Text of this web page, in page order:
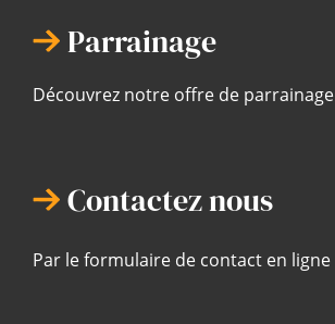
Parrainage
Découvrez notre offre de parrainage
Contactez nous
Par le formulaire de contact en ligne